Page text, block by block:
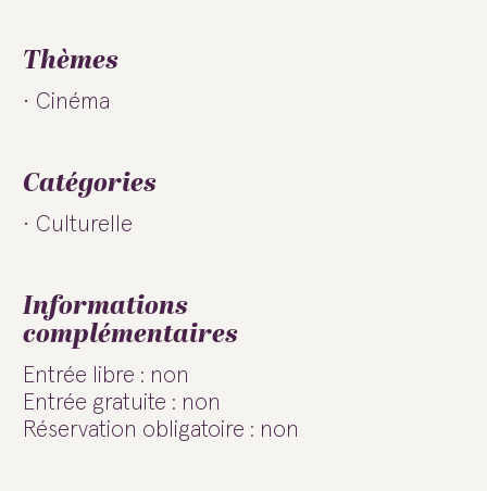
Thèmes
Cinéma
Catégories
Culturelle
Informations
complémentaires
Entrée libre : non
Entrée gratuite : non
Réservation obligatoire : non